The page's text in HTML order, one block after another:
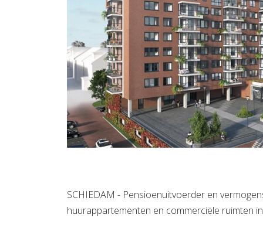
SCHIEDAM - Pensioenuitvoerder en
huurappartementen en commerciële ruimten